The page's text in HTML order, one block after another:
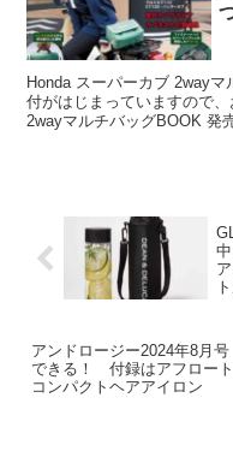
Honda スーパーカブ 2way
付がはじまっていますので
2wayマルチバッグBOOK 発
アンドロージー2024年8月
できる！ 付録はアフロー
コンパクトヘアアイロン